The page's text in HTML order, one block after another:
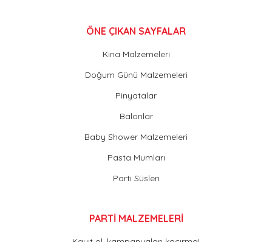
ÖNE ÇIKAN SAYFALAR
Kına Malzemeleri
Doğum Günü Malzemeleri
Pinyatalar
Balonlar
Baby Shower Malzemeleri
Pasta Mumları
Parti Süsleri
PARTİ MALZEMELERİ